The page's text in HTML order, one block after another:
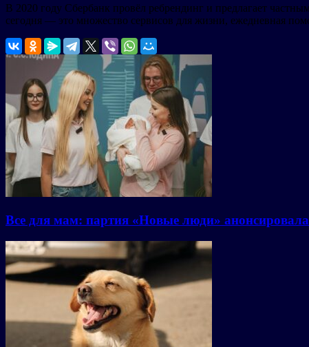
В 2020 году Сбербанк провёл ребрендинг и предлагает
сегодня — это множество сервисов для жизни, ежедневная
Все для мам: партия «Новые люди»